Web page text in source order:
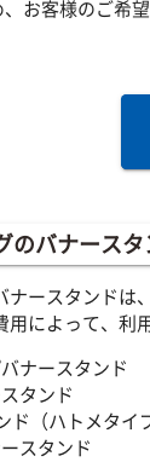
お客様のご希
のバナースタ
ナースタンドは
用によって、利
ナースタンド
タンド
（ハトメタイ
スタンド